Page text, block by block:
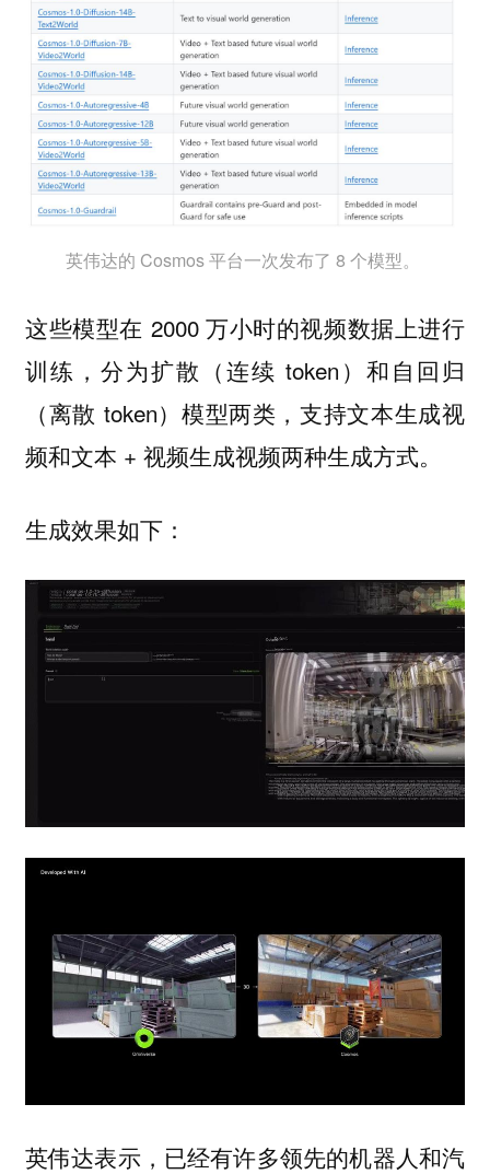
英伟达的 Cosmos 平台一次发布了 8 个模型。
这些模型在 2000 万小时的视频数据上进行
训练，分为扩散（连续 token）和自回归
（离散 token）模型两类，支持文本生成视
频和文本 + 视频生成视频两种生成方式。
生成效果如下：
英伟达表示，已经有许多领先的机器人和汽